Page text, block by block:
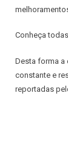
Conheça
Desta forma a
constante e
reportadas